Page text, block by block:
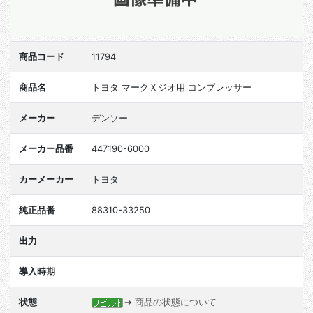
商品コード 11794
商品名 トヨタ マークＸジオ用 コンプレッサー
メーカー デンソー
メーカー品番 447190-6000
カーメーカー トヨタ
純正品番 88310-33250
出力
導入時期
状態 → 商品の状態について